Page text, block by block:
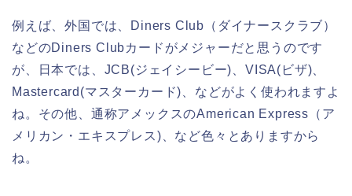
例えば、外国では、Diners Club（ダイナースクラブ）
などのDiners Clubカードがメジャーだと思うのです
が、日本では、JCB(ジェイシービー)、VISA(ビザ)、
Mastercard(マスターカード)、などがよく使われますよ
ね。その他、通称アメックスのAmerican Express（ア
メリカン・エキスプレス)、など色々とありますから
ね。